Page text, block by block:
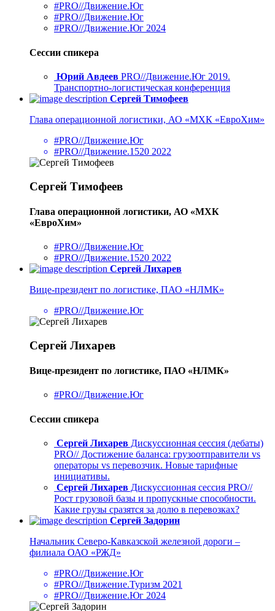
#PRO//Движение.Юг
#PRO//Движение.Юг
#PRO//Движение.Юг 2024
Сессии спикера
Юрий Авдеев PRO//Движение.Юг 2019.
Транспортно-логистическая конференция
Сергей Тимофеев
Глава операционной логистики, АО «МХК «ЕвроХим»
#PRO//Движение.Юг
#PRO//Движение.1520 2022
Сергей Тимофеев
Глава операционной логистики, АО «МХК
«ЕвроХим»
#PRO//Движение.Юг
#PRO//Движение.1520 2022
Сергей Лихарев
Вице-президент по логистике, ПАО «НЛМК»
#PRO//Движение.Юг
Сергей Лихарев
Вице-президент по логистике, ПАО «НЛМК»
#PRO//Движение.Юг
Сессии спикера
Сергей Лихарев Дискуссионная сессия (дебаты)
PRO// Достижение баланса: грузоотправители vs
операторы vs перевозчик. Новые тарифные
инициативы.
Сергей Лихарев Дискуссионная сессия PRO//
Рост грузовой базы и пропускные способности.
Какие грузы сразятся за долю в перевозках?
Сергей Задорин
Начальник Северо-Кавказской железной дороги –
филиала ОАО «РЖД»
#PRO//Движение.Юг
#PRO//Движение.Туризм 2021
#PRO//Движение.Юг 2024